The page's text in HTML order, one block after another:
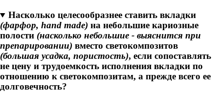
Насколько целесообразнее ставить вкладки
(фарфор, hand made) на небольшие кариозные
полости (насколько небольшие - выяснится при
препарировании) вместо светокомпозитов
(большая усадка, пористость), если сопоставлять
не цену и трудоемкость исполнения вкладки по
отношению к светокомпозитам, а прежде всего ее
долговечность?